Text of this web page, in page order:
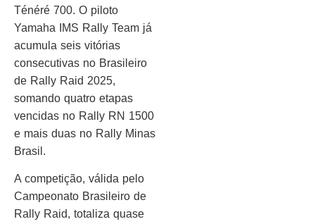
Ténéré 700. O piloto
Yamaha IMS Rally Team já
acumula seis vitórias
consecutivas no Brasileiro
de Rally Raid 2025,
somando quatro etapas
vencidas no Rally RN 1500
e mais duas no Rally Minas
Brasil.
A competição, válida pelo
Campeonato Brasileiro de
Rally Raid, totaliza quase